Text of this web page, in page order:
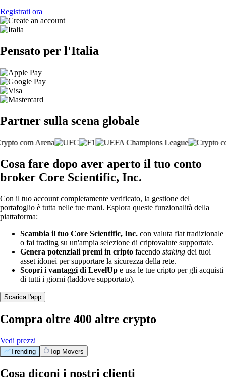
Registrati ora
Pensato per l'Italia
Partner sulla scena globale
Cosa fare dopo aver aperto il tuo conto
broker Core Scientific, Inc.
Con il tuo account completamente verificato, la gestione del
portafoglio è tutta nelle tue mani. Esplora queste funzionalità della
piattaforma:
Scambia il tuo Core Scientific, Inc. con valuta fiat tradizionale
o fai trading su un'ampia selezione di criptovalute supportate.
Genera potenziali premi in cripto facendo staking dei tuoi
asset idonei per supportare la sicurezza della rete.
Scopri i vantaggi di LevelUp e usa le tue cripto per gli acquisti
di tutti i giorni (laddove supportato).
Scarica l'app
Compra oltre 400 altre crypto
Vedi prezzi
Trending Top Movers
Cosa diconi i nostri clienti